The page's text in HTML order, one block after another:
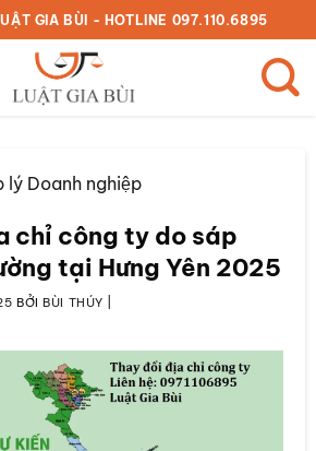
GIA BÙI - HOTLINE 097.110.6895
lý Doanh nghiệp
chỉ công ty do sáp
tại Hưng Yên 2025
BỞIBÙI THÚY